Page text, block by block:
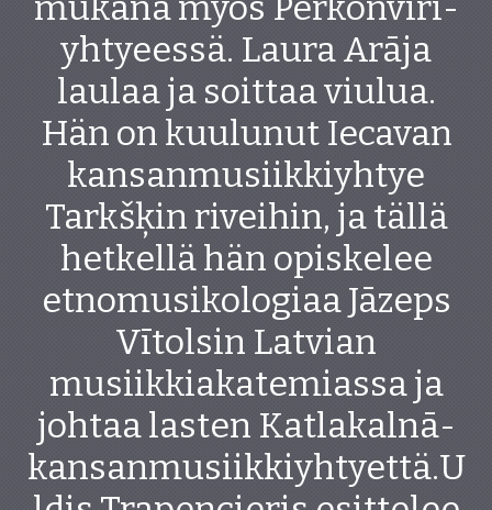
yhtyeessä. Laura Arāja
laulaa ja soittaa viulua.
Hän on kuulunut Iecavan
kansanmusiikkiyhtye
Tarkšķin riveihin, ja tällä
hetkellä hän opiskelee
etnomusikologiaa Jāzeps
Vītolsin Latvian
musiikkiakatemiassa ja
johtaa lasten Katlakalnā-
kansanmusiikkiyhtyettä.U